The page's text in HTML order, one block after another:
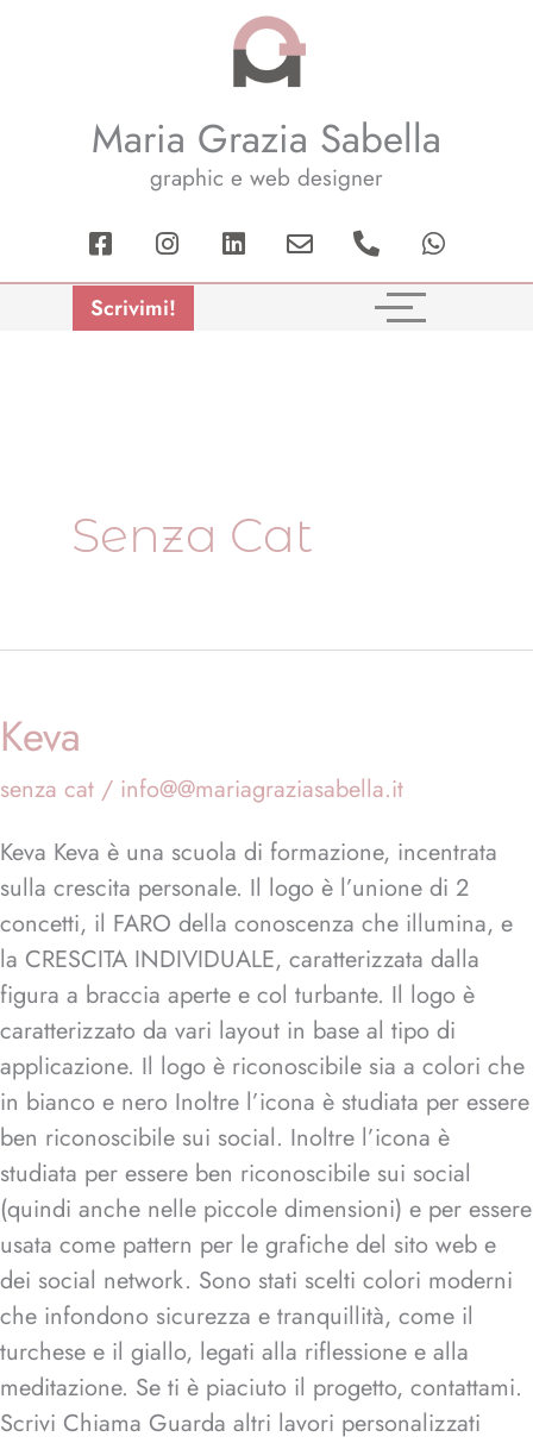
Maria Grazia Sabella
graphic e web designer
square alt
Scrivimi!
Senza Cat
Keva
senza cat / info@@mariagraziasabella.it
Keva Keva è una scuola di formazione, incentrata
sulla crescita personale. Il logo è l’unione di 2
concetti, il FARO della conoscenza che illumina, e
la CRESCITA INDIVIDUALE, caratterizzata dalla
figura a braccia aperte e col turbante. Il logo è
caratterizzato da vari layout in base al tipo di
applicazione. Il logo è riconoscibile sia a colori che
in bianco e nero Inoltre l’icona è studiata per essere
ben riconoscibile sui social. Inoltre l’icona è
studiata per essere ben riconoscibile sui social
(quindi anche nelle piccole dimensioni) e per essere
usata come pattern per le grafiche del sito web e
dei social network. Sono stati scelti colori moderni
che infondono sicurezza e tranquillità, come il
turchese e il giallo, legati alla riflessione e alla
meditazione. Se ti è piaciuto il progetto, contattami.
Scrivi Chiama Guarda altri lavori personalizzati
Keva